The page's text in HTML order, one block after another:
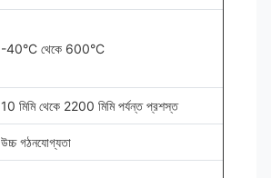
-40°C থেকে 600°C
10 মিমি থেকে 2200 মিমি পর্যন্ত প্রশস্ত
উচ্চ গঠনযোগ্যতা